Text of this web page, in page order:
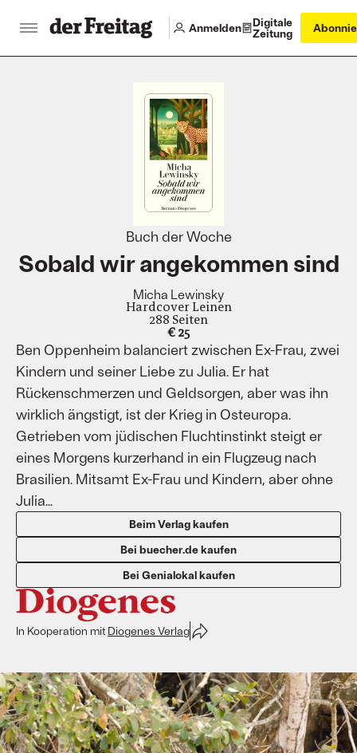
Anmelden
Digitale
Zeitung
Buch der Woche
Sobald wir angekommen sind
Micha Lewinsky
Hardcover Leinen
288 Seiten
€ 25
Ben Oppenheim balanciert zwischen Ex-Frau, zwei
Kindern und seiner Liebe zu Julia. Er hat
Rückenschmerzen und Geldsorgen, aber was ihn
wirklich ängstigt, ist der Krieg in Osteuropa.
Getrieben vom jüdischen Fluchtinstinkt steigt er
eines Morgens kurzerhand in ein Flugzeug nach
Brasilien. Mitsamt Ex-Frau und Kindern, aber ohne
Julia...
Beim Verlag kaufen
Bei buecher.de kaufen
Bei Genialokal kaufen
In Kooperation mit Diogenes Verlag